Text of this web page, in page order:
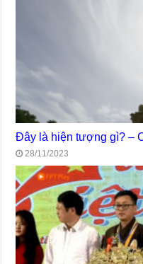
Đây là hiện tượng gì? –
28/11/2023